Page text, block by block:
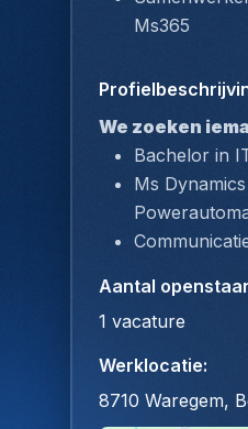
Ms365
We zoeken
Bachelor in
Ms
Aantal
1 vacature
Werklocatie:
8710 Waregem,